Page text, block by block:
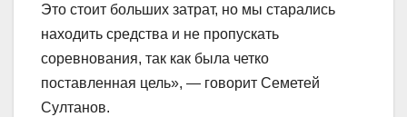
Это стоит больших затрат, но мы старались
находить средства и не пропускать
соревнования, так как была четко
поставленная цель», — говорит Семетей
Султанов.